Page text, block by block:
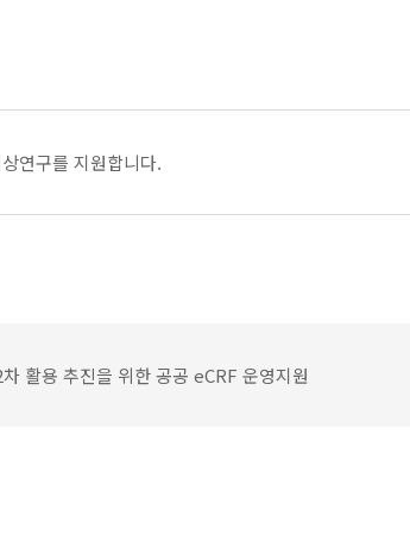
연구를 지원합니다.
활용 추진을 위한 공공 eCRF 운영지원